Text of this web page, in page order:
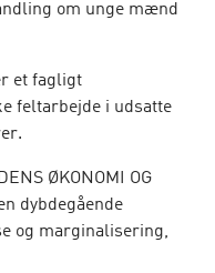
om unge mænd
et fagligt
feltarbejde i udsatte
ØKONOMI OG
dybdegående
og marginalisering,